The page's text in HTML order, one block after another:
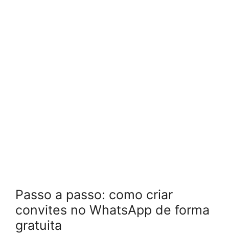
Passo a passo: como criar
convites no WhatsApp de forma
gratuita